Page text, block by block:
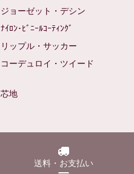
ジョーゼット・デシン
ﾅｲﾛﾝ･ﾋﾞﾆｰﾙｺｰﾃｨﾝｸﾞ
リップル・サッカー
コーデュロイ・ツイード
芯地
送料・お支払い